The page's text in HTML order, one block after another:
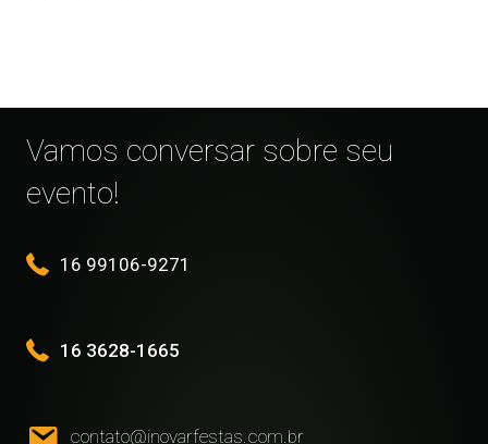
Vamos conversar sobre seu
evento!
16 99106-9271
16 3628-1665
contato@inovarfestas.com.br